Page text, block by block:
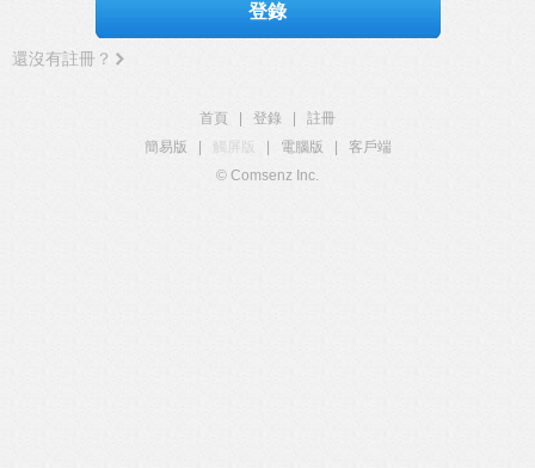
登錄
還沒有註冊？
首頁 登錄
註冊
簡易版
觸屏版 電腦版
客戶端
© Comsenz Inc.